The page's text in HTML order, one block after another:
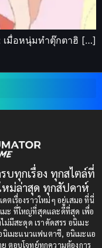
เมื่อหนุ่มทำตุ๊กตาฮิ […]
บทุกเรื่อง ทุกสไตล์ที่
ม่ล่าสุด ทุกสัปดาห์
ตเรื่องราวใหม่ๆ อยู่เสมอ ที่นี่
มะ ที่ใหญ่ที่สุดและดีที่สุด เพื่อ
ม่มีสะดุด เราคัดสรร อนิเมะ
เมะแนวแฟนตาซี, อนิเมะแอ
ตอบโจทย์ทุกความต้องการ